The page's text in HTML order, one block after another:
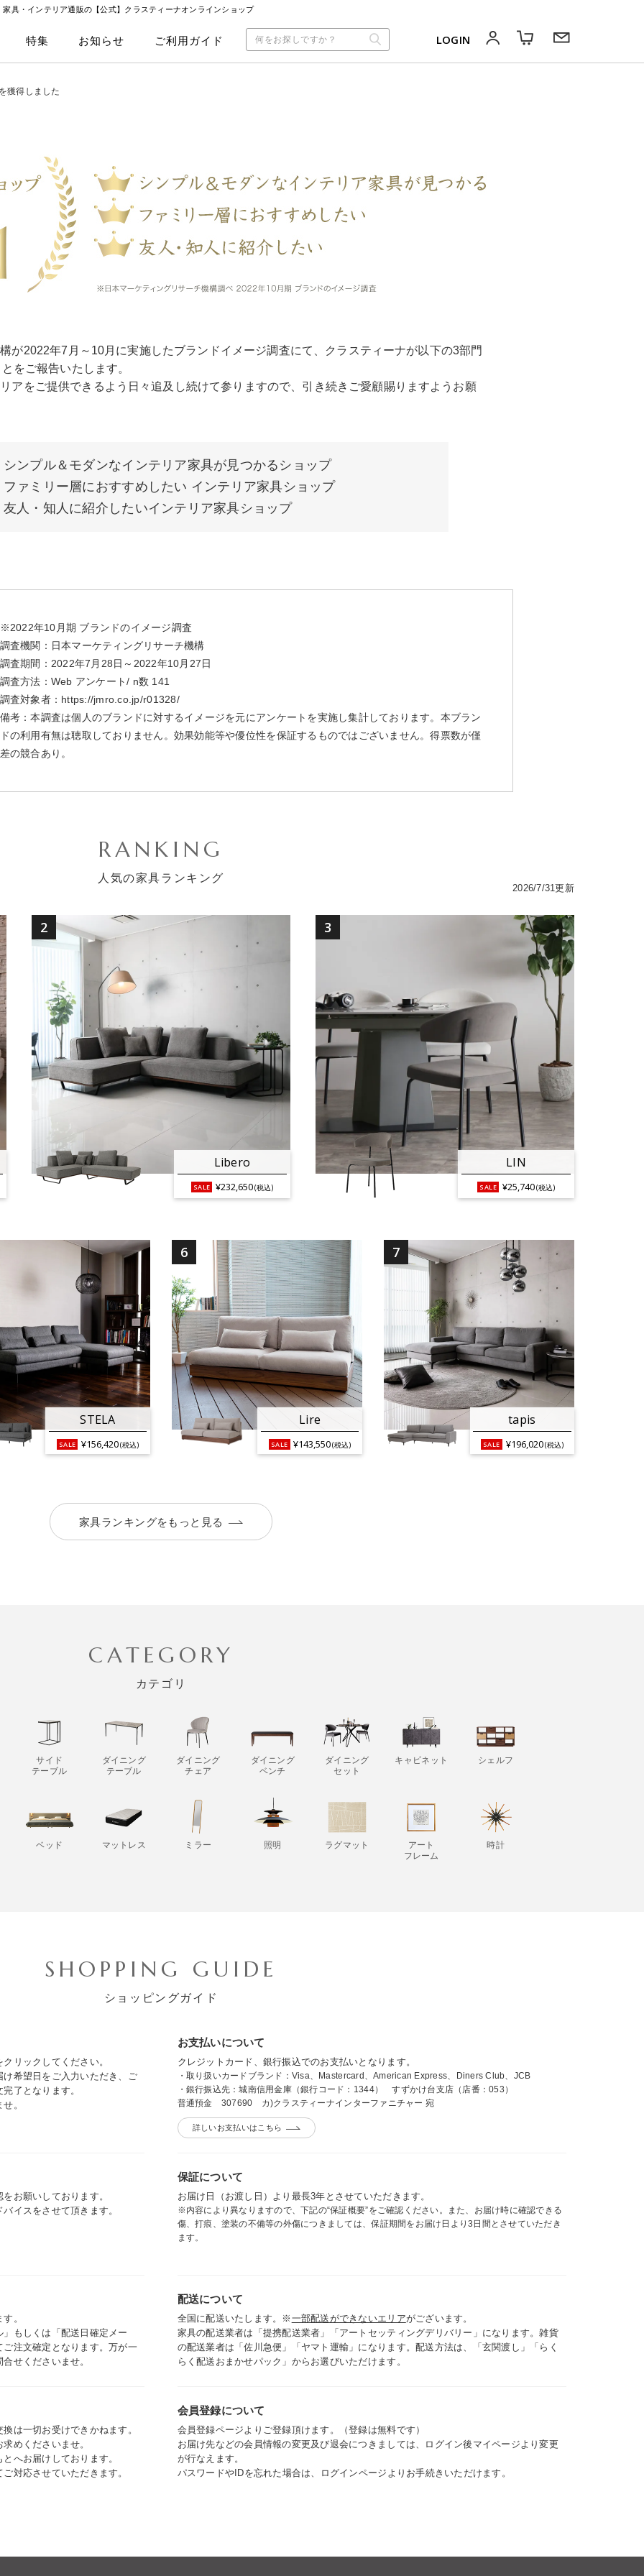
家具・インテリア通販の【公式】クラスティーナオンラインショップ
特集 お知らせ ご利用ガイド LOGIN
獲得しました
が2022年7月～10月に実施したブランドイメージ調査にて、クラスティーナが以下の3部門
をご報告いたします。
アをご提供できるよう日々追及し続けて参りますので、引き続きご愛顧賜りますようお願
シンプル＆モダンなインテリア家具が見つかるショップ
ファミリー層におすすめしたい インテリア家具ショップ
友人・知人に紹介したいインテリア家具ショップ
※2022年10月期 ブランドのイメージ調査
調査機関：日本マーケティングリサーチ機構
調査期間：2022年7月28日～2022年10月27日
調査方法：Web アンケート/ n数 141
調査対象者： https://jmro.co.jp/r01328/
備考：本調査は個人のブランドに対するイメージを元にアンケートを実施し集計しております。本ブラン
ドの利用有無は聴取しておりません。効果効能等や優位性を保証するものではございません。得票数が僅
差の競合あり。
RANKING
人気の家具ランキング
2
Libero
¥232,650(税込)
3
LIN
¥25,740(税込)
STELA
¥156,420(税込)
6
Lire
¥143,550(税込)
7
tapis
¥196,020(税込)
2026/7/31更新
家具ランキングをもっと見る
CATEGORY
カテゴリ
サイド
テーブル
ダイニング
テーブル
ダイニング
チェア
ダイニング
ベンチ
ダイニング
セット
キャビネット シェルフ
ベッド マットレス ミラー 照明 ラグマット
アート
フレーム
時計
SHOPPING GUIDE
ショッピングガイド
リックしてください。
希望日をご入力いただき、ご
了となります。
。
お支払いについて
クレジットカード、銀行振込でのお支払いとなります。
・取り扱いカードブランド：Visa、Mastercard、American Express、Diners Club、JCB
・銀行振込先：城南信用金庫（銀行コード：1344） すずかけ台支店（店番：053）
普通預金 307690 カ)クラスティーナインターファニチャー 宛
詳しいお支払いはこちら
お願いしております。
イスをさせて頂きます。
保証について
お届け日（お渡し日）より最長3年とさせていただきます。
※内容により異なりますので、下記の“保証概要”をご確認ください。また、お届け時に確認できる
傷、打痕、塗装の不備等の外傷につきましては、保証期間をお届け日より3日間とさせていただき
ます。
。
もしくは「配送日確定メー
注文確定となります。万が一
せくださいませ。
配送について
全国に配送いたします。※ 一部配送ができないエリアがございます。
家具の配送業者は「提携配送業者」「アートセッティングデリバリー」になります。雑貨
の配送業者は「佐川急便」「ヤマト運輸」になります。配送方法は、「玄関渡し」「らく
らく配送おまかせパック」からお選びいただけます。
は一切お受けできかねます。
めくださいませ。
へお届けしております。
対応させていただきます。
会員登録について
会員登録ページよりご登録頂けます。（登録は無料です）
お届け先などの会員情報の変更及び退会につきましては、ログイン後マイページより変更
が行なえます。
パスワードやIDを忘れた場合は、ログインページよりお手続きいただけます。